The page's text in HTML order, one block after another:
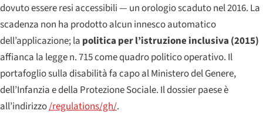
dovuto essere resi accessibili — un orologio scaduto nel 2016. La
scadenza non ha prodotto alcun innesco automatico
dell’applicazione; la politica per l’istruzione inclusiva (2015)
affianca la legge n. 715 come quadro politico operativo. Il
portafoglio sulla disabilità fa capo al Ministero del Genere,
dell’Infanzia e della Protezione Sociale. Il dossier paese è
all’indirizzo/regulations/gh/.